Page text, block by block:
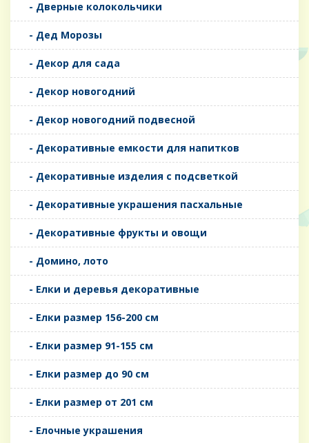
- Дверные колокольчики
- Дед Морозы
- Декор для сада
- Декор новогодний
- Декор новогодний подвесной
- Декоративные емкости для напитков
- Декоративные изделия с подсветкой
- Декоративные украшения пасхальные
- Декоративные фрукты и овощи
- Домино, лото
- Елки и деревья декоративные
- Елки размер 156-200 см
- Елки размер 91-155 см
- Елки размер до 90 см
- Елки размер от 201 см
- Елочные украшения